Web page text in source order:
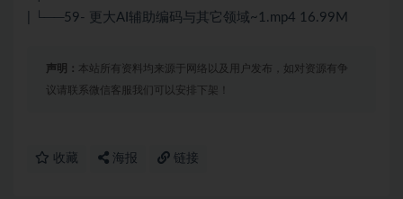
| └──59- 更大AI辅助编码与其它领域~1.mp4 16.99M
声明： 本站所有资料均来源于网络以及用户发布，如对资源有争
议请联系微信客服我们可以安排下架！
收藏 海报 链接